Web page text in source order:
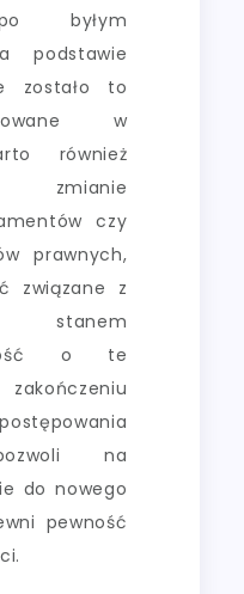
byłym
podstawie
zostało to
w
również
zmianie
czy
prawnych,
związane z
stanem
o te
na
do nowego
pewność